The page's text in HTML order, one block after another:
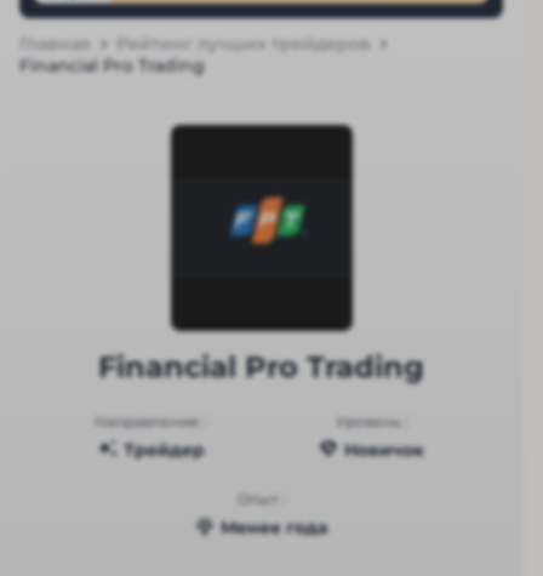
Главная
Рейтинг лучших трейдеров
Financial Pro Trading
Financial Pro Trading
Направление :
Трейдер
Уровень :
Новичок
Опыт :
Менее года